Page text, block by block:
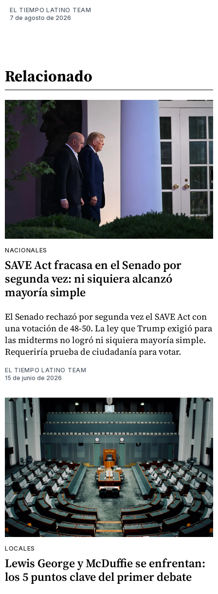
EL TIEMPO LATINO TEAM
7 de agosto de 2026
Relacionado
NACIONALES
SAVE Act fracasa en el Senado por
segunda vez: ni siquiera alcanzó
mayoría simple
El Senado rechazó por segunda vez el SAVE Act con
una votación de 48-50. La ley que Trump exigió para
las midterms no logró ni siquiera mayoría simple.
Requeriría prueba de ciudadanía para votar.
EL TIEMPO LATINO TEAM
15 de junio de 2026
LOCALES
Lewis George y McDuffie se enfrentan:
los 5 puntos clave del primer debate